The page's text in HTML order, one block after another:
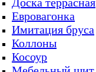
Евровагонка
Имитация бруса
Коллоны
Косоур